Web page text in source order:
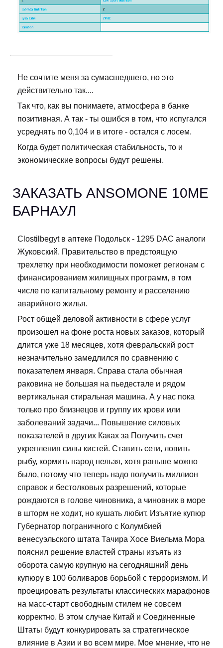
Не сочтите меня за сумасшедшего, но это
действительно так....
Так что, как вы понимаете, атмосфера в банке
позитивная. А так - ты ошибся в том, что испугался
усреднять по 0,104 и в итоге - остался с лосем.
Когда будет политическая стабильность, то и
экономические вопросы будут решены.
ЗАКАЗАТЬ ANSOMONE 10ME
БАРНАУЛ
Clostilbegyt в аптеке Подольск - 1295 DAC аналоги
Жуковский. Правительство в предстоящую
трехлетку при необходимости поможет регионам с
финансированием жилищных программ, в том
числе по капитальному ремонту и расселению
аварийного жилья.
Рост общей деловой активности в сфере услуг
произошел на фоне роста новых заказов, который
длится уже 18 месяцев, хотя февральский рост
незначительно замедлился по сравнению с
показателем января. Справа стала обычная
раковина не большая на пьедестале и рядом
вертикальная стиральная машина. А у нас пока
только про близнецов и группу их крови или
заболеваний задачи... Повышение силовых
показателей в других Каках за Получить счет
укрепления силы кистей. Ставить сети, ловить
рыбу, кормить народ нельзя, хотя раньше можно
было, потому что теперь надо получить миллион
справок и бестолковых разрешений, которые
рождаются в голове чиновника, а чиновник в море
в шторм не ходит, но кушать любит. Изъятие купюр
Губернатор пограничного с Колумбией
венесуэльского штата Тачира Хосе Виельма Мора
пояснил решение властей страны изъять из
оборота самую крупную на сегодняшний день
купюру в 100 боливаров борьбой с терроризмом. И
проецировать результаты классических марафонов
на масс-старт свободным стилем не совсем
корректно. В этом случае Китай и Соединенные
Штаты будут конкурировать за стратегическое
влияние в Азии и во всем мире. Мое мнение, что не